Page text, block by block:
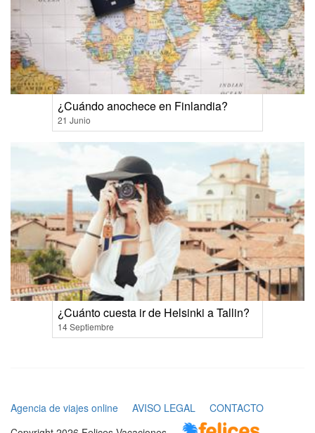
¿Cuándo anochece en Finlandia?
21 Junio
¿Cuánto cuesta ir de Helsinki a Tallin?
14 Septiembre
Agencia de viajes online AVISO LEGAL
CONTACTO